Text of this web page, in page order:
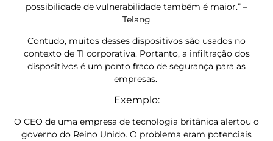
possibilidade de vulnerabilidade também é maior.” –
Telang
Contudo, muitos desses dispositivos são usados ​​no
contexto de TI corporativa. Portanto, a infiltração dos
dispositivos é um ponto fraco de segurança para as
empresas.
Exemplo:
O CEO de uma empresa de tecnologia britânica alertou o
governo do Reino Unido. O problema eram potenciais